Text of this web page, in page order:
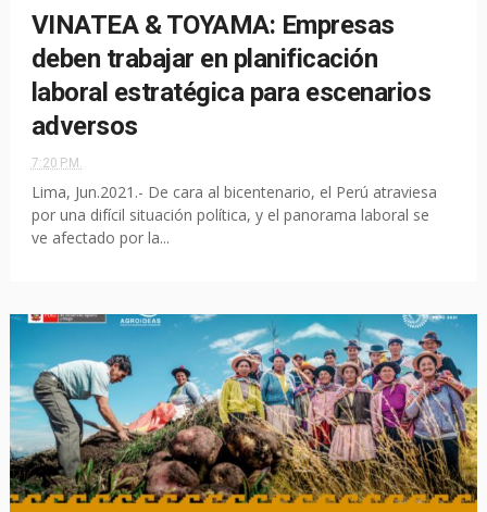
VINATEA & TOYAMA: Empresas
deben trabajar en planificación
laboral estratégica para escenarios
adversos
7:20 P.M.
Lima, Jun.2021.- De cara al bicentenario, el Perú atraviesa
por una difícil situación política, y el panorama laboral se
ve afectado por la...